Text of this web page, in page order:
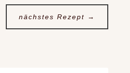
nächstes Rezept →